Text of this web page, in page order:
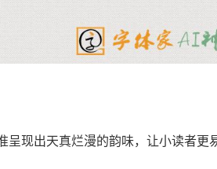
现出天真烂漫的韵味，让小读者